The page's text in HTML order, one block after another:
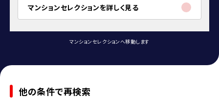
マンションセレクションを詳しく見る
マンションセレクションへ移動します
他の条件で再検索